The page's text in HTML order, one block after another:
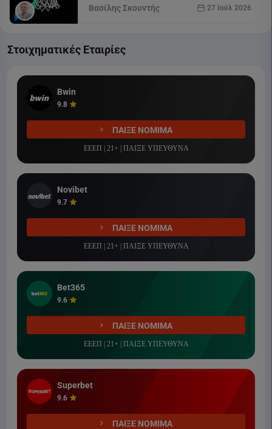
Βασίλης Σκουντής 27 Ιούλ 2026
Στοιχηματικές Εταιρίες
Bwin
9.8
ΠΑΙΞΕ ΝΟΜΙΜΑ
ΕΕΕΠ | 21+ | ΠΑΙΞΕ ΥΠΕΥΘΥΝΑ
Novibet
9.7
ΠΑΙΞΕ ΝΟΜΙΜΑ
ΕΕΕΠ | 21+ | ΠΑΙΞΕ ΥΠΕΥΘΥΝΑ
Bet365
9.6
ΠΑΙΞΕ ΝΟΜΙΜΑ
ΕΕΕΠ | 21+ | ΠΑΙΞΕ ΥΠΕΥΘΥΝΑ
Superbet
9.6
ΠΑΙΞΕ ΝΟΜΙΜΑ